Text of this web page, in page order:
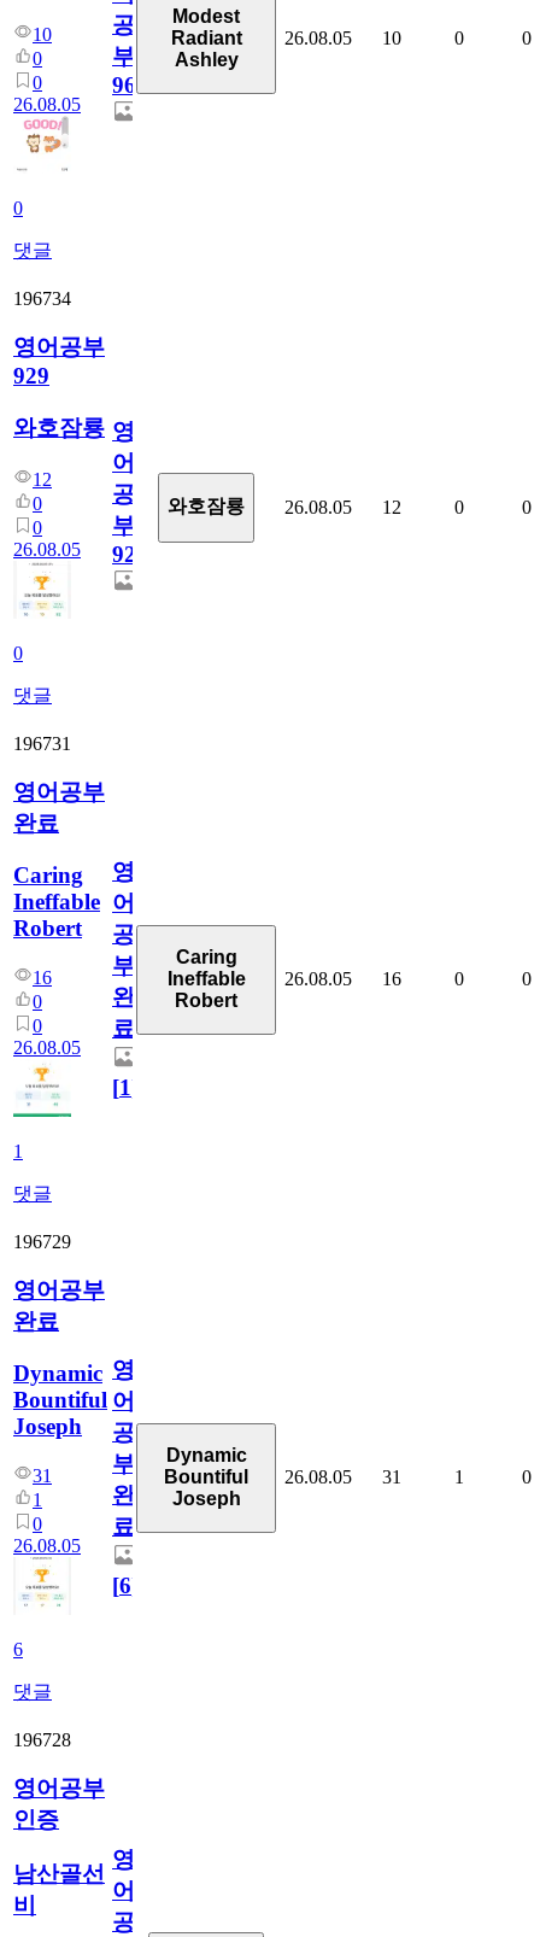
10
0
0
26.08.05
0
댓글
공
부
96
Modest
Radiant
Ashley
26.08.05 10 0 0
196734
영어공부
929
와호잠룡
12
0
0
26.08.05
0
댓글
영
어
공
부
929
와호잠룡 26.08.05 12 0 0
196731
영어공부
완료
Caring
Ineffable
Robert
16
0
0
26.08.05
1
댓글
영
어
공
부
완
료
[1]
Caring
Ineffable
Robert
26.08.05 16 0 0
196729
영어공부
완료
Dynamic
Bountiful
Joseph
31
1
0
26.08.05
6
댓글
영
어
공
부
완
료
[6]
Dynamic
Bountiful
Joseph
26.08.05 31 1 0
196728
영어공부
인증
남산골선
비
영
어
공